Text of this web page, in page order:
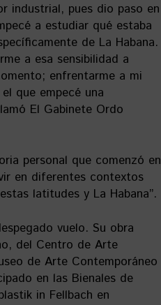
industrial, pues dio paso en
a estudiar qué estaba
de La Habana.
a esa sensibilidad a
enfrentarme a mi
que empecé una
El Gabinete Ordo
personal que comenzó en
en diferentes contextos
latitudes y La Habana”.
vuelo. Su obra
del Centro de Arte
de Arte Contemporáneo
en las Bienales de
in Fellbach en